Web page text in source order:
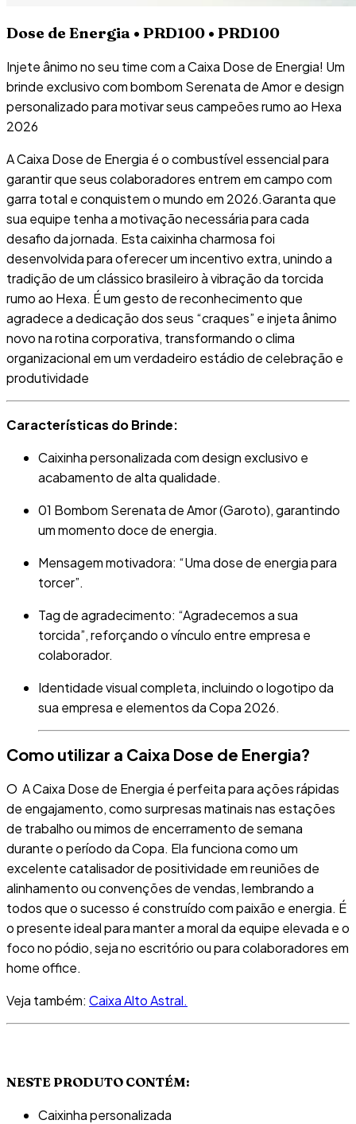
Dose de Energia • PRD100 • PRD100
Injete ânimo no seu time com a Caixa Dose de Energia! Um
brinde exclusivo com bombom Serenata de Amor e design
personalizado para motivar seus campeões rumo ao Hexa
2026
ACaixa Dose de Energia é o combustível essencial para
garantir que seus colaboradores entrem em campo com
garra total e conquistem o mundo em 2026.Garanta que
sua equipe tenha a motivação necessária para cada
desafio da jornada. Esta caixinha charmosa foi
desenvolvida para oferecer um incentivo extra, unindo a
tradição de um clássico brasileiro à vibração da torcida
rumo ao Hexa. É um gesto de reconhecimento que
agradece a dedicação dos seus “craques” e injeta ânimo
novo na rotina corporativa, transformando o clima
organizacional em um verdadeiro estádio de celebração e
produtividade
Características do Brinde:
Caixinha personalizadacom design exclusivo e
acabamento de alta qualidade.
01 Bombom Serenata de Amor(Garoto), garantindo
um momento doce de energia.
Mensagem motivadora: “Uma dose de energia para
torcer”.
Tag de agradecimento: “Agradecemos a sua
torcida”, reforçando o vínculo entre empresa e
colaborador.
Identidade visual completa, incluindo o logotipo da
sua empresa e elementos da Copa 2026.
Como utilizar a Caixa Dose de Energia?
O ACaixa Dose de Energia é perfeita para ações rápidas
de engajamento, como surpresas matinais nas estações
de trabalho ou mimos de encerramento de semana
durante o período da Copa. Ela funciona como um
excelente catalisador de positividade em reuniões de
alinhamento ou convenções de vendas, lembrando a
todos que o sucesso é construído com paixão e energia. É
o presente ideal para manter a moral da equipe elevada e o
foco no pódio, seja no escritório ou para colaboradores em
home office.
Veja também: Caixa Alto Astral.
NESTE PRODUTO CONTÉM:
Caixinha personalizada